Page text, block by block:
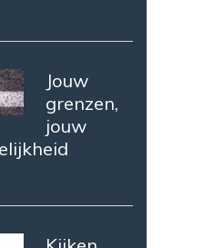
Jouw
grenzen,
jouw